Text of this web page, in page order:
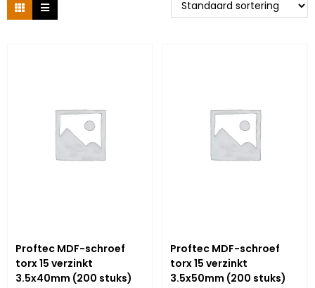
Proftec MDF-schroef
torx 15 verzinkt
3.5x40mm (200 stuks)
Proftec MDF-schroef
torx 15 verzinkt
3.5x50mm (200 stuks)